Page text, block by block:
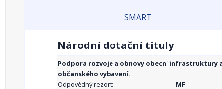
SMART
Národní dotační tituly
Podpora rozvoje a obnovy obecní infrastruktury
občanského vybavení.
Odpovědný rezort:
MF